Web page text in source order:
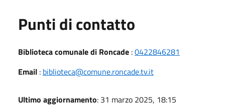
Punti di contatto
Biblioteca comunale di Roncade :0422846281
Email : biblioteca@comune.roncade.tv.it
Ultimo aggiornamento: 31 marzo 2025, 18:15